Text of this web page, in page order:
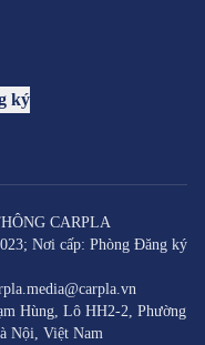
ký
CARPLA
Nơi cấp: Phòng Đăng ký
Hùng, Lô HH2-2, Phường
Nội, Việt Nam